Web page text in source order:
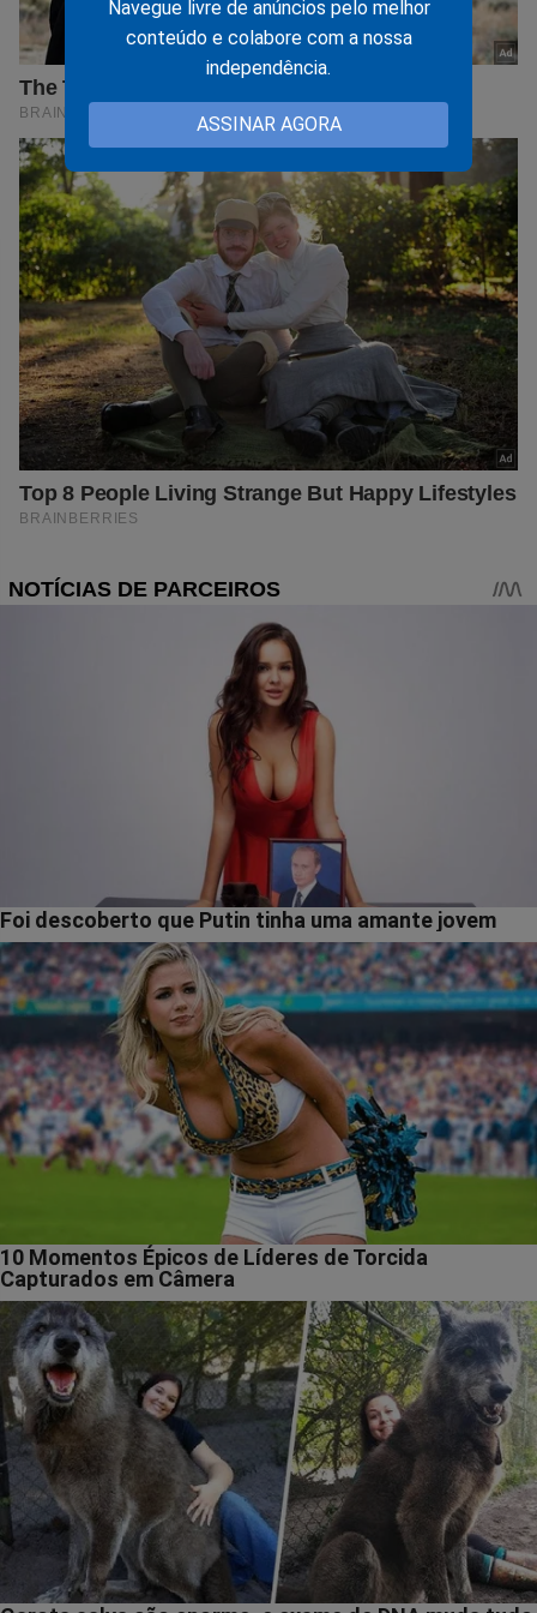
Navegue livre de anúncios pelo melhor
conteúdo e colabore com a nossa
independência.
ASSINAR AGORA